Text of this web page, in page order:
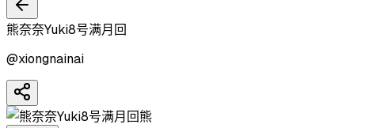
熊奈奈Yuki8号满月回
@xiongnainai
熊